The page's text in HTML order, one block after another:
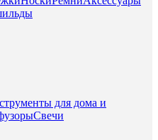
для дома и
Свечи